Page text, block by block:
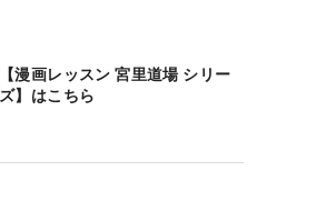
【漫画レッスン 宮里道場 シリー
ズ】はこちら